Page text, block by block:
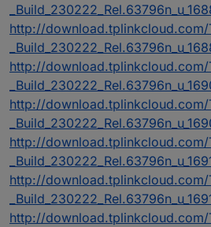
http://download.tplinkcloud.com/
http://download.tplinkcloud.com/
http://download.tplinkcloud.com/
http://download.tplinkcloud.com/
http://download.tplinkcloud.com/
http://download.tplinkcloud.com/